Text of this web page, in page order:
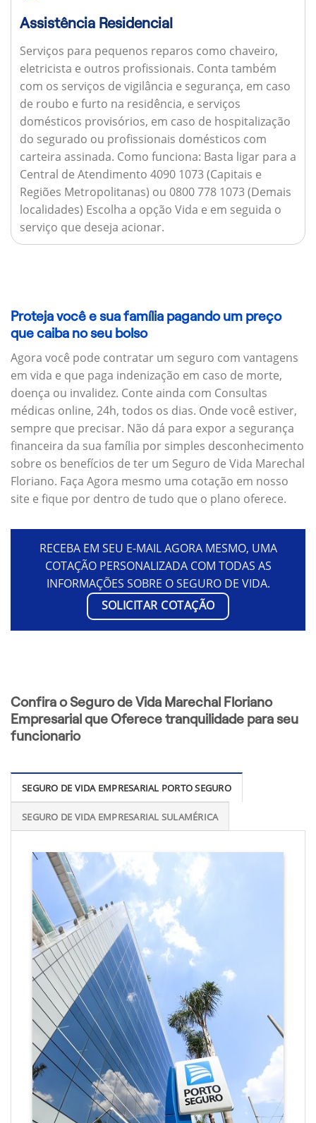
Assistência Residencial
Serviços para pequenos reparos como chaveiro,
eletricista e outros profissionais. Conta também
com os serviços de vigilância e segurança, em caso
de roubo e furto na residência, e serviços
domésticos provisórios, em caso de hospitalização
do segurado ou profissionais domésticos com
carteira assinada. Como funciona: Basta ligar para a
Central de Atendimento 4090 1073 (Capitais e
Regiões Metropolitanas) ou 0800 778 1073 (Demais
localidades) Escolha a opção Vida e em seguida o
serviço que deseja acionar.
Proteja você e sua família pagando um preço
que caiba no seu bolso
Agora você pode contratar um seguro com vantagens
em vida e que paga indenização em caso de morte,
doença ou invalidez. Conte ainda com Consultas
médicas online, 24h, todos os dias. Onde você estiver,
sempre que precisar. Não dá para expor a segurança
financeira da sua família por simples desconhecimento
sobre os benefícios de ter um Seguro de Vida Marechal
Floriano. Faça Agora mesmo uma cotação em nosso
site e fique por dentro de tudo que o plano oferece.
RECEBA EM SEU E-MAIL AGORA MESMO, UMA
COTAÇÃO PERSONALIZADA COM TODAS AS
INFORMAÇÕES SOBRE O SEGURO DE VIDA.
SOLICITAR COTAÇÃO
Confira o Seguro de Vida Marechal Floriano
Empresarial que Oferece tranquilidade para seu
funcionario
SEGURO DE VIDA EMPRESARIAL PORTO SEGURO
SEGURO DE VIDA EMPRESARIAL SULAMÉRICA